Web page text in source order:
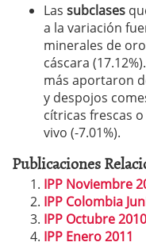
Las subclases
a la variación
minerales de
cáscara
más aportaron
y despojos
cítricas frescas
vivo (-7.01%).
Publicaciones
IPP Noviembre
IPP Colombia
IPP Octubre 2010
IPP Enero 2011